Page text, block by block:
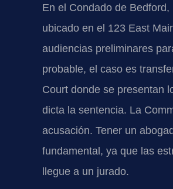
En el Condado de
ubicado en el 123 East
audiencias preliminares
probable, el caso es
Court donde se presentan
dicta la sentencia. La
acusación. Tener un
fundamental, ya que las
llegue a un jurado.